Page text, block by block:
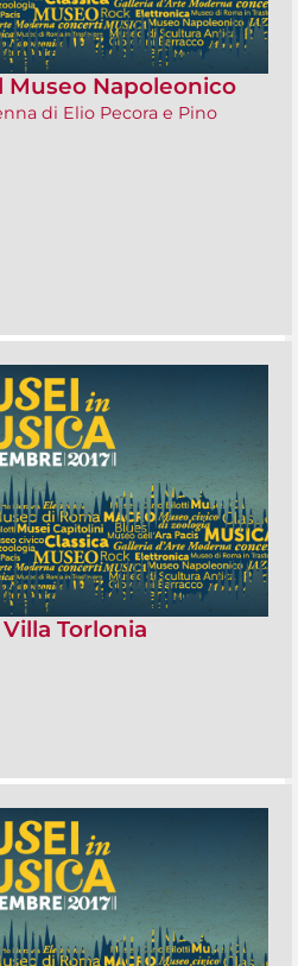
Museo Napoleonico
di Elio Pecora e Pino
Torlonia